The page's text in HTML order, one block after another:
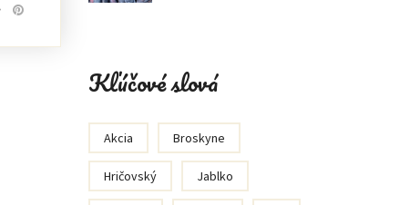
Kľúčové slová
Akcia Broskyne
Hričovský Jablko